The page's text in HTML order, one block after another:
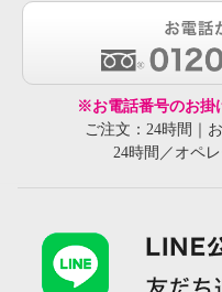
※お電話番号のお掛
ご注文：24時間｜
24時間／オペ